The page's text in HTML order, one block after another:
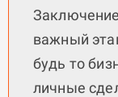
важный
будь то
личные